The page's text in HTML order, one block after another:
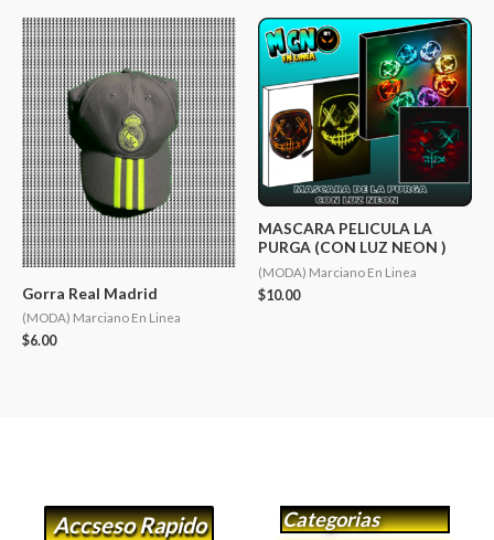
Gorra Real Madrid
(MODA) Marciano En Linea
$6.00
MASCARA PELICULA LA
PURGA (CON LUZ NEON )
(MODA) Marciano En Linea
$10.00
Accseso Rapido Categorias